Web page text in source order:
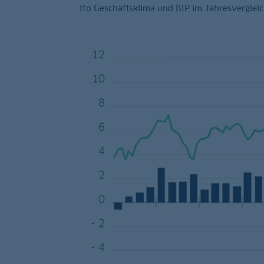
Ifo Geschäftsklima und BIP im